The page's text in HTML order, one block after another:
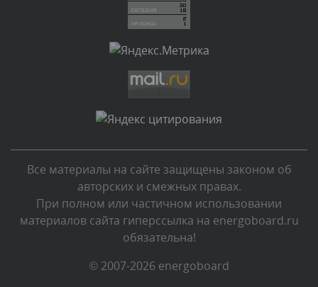
Комментарий проверяется
Текст комментария будет виден после проверки
администратором.
Текст комментария будет виден после проверки
администратором.
Комментарий проверяется
Текст комментария будет виден после проверки
администратором.
Вчера, в 11:55
Комментарий проверяется
Все материалы на сайте защищены законом об
авторских и смежных правах.
При полном или частичном использовании
материалов сайта гиперссылка на energoboard.ru
обязательна!
© 2007-2026 energoboard